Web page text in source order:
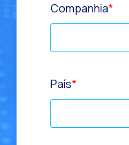
Companhia*
País*